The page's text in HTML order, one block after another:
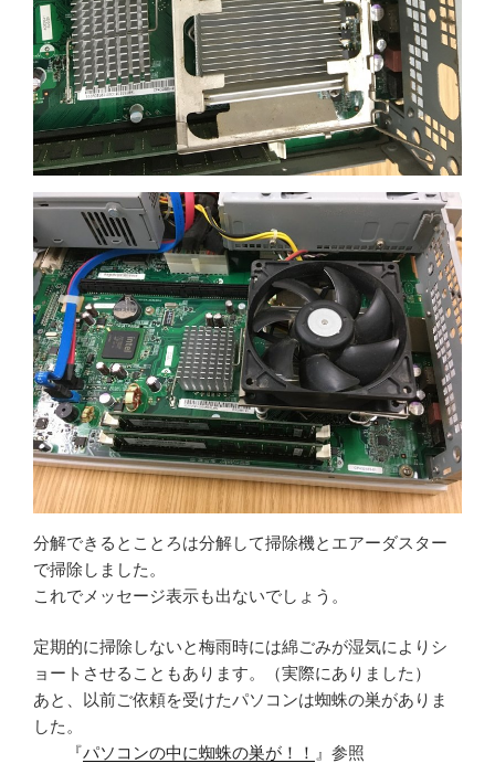
分解できるとことろは分解して掃除機とエアーダスター
で掃除しました。
これでメッセージ表示も出ないでしょう。
定期的に掃除しないと梅雨時には綿ごみが湿気によりシ
ョートさせることもあります。（実際にありました）
あと、以前ご依頼を受けたパソコンは蜘蛛の巣がありま
した。
『パソコンの中に蜘蛛の巣が！！ 』参照